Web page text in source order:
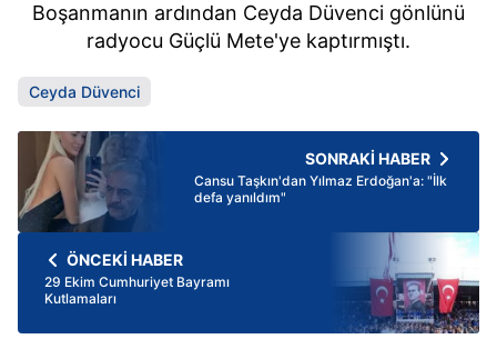
Boşanmanın ardından Ceyda Düvenci gönlünü
radyocu Güçlü Mete'ye kaptırmıştı.
Ceyda Düvenci
SONRAKİ HABER
Cansu Taşkın'dan Yılmaz Erdoğan'a: "İlk
defa yanıldım"
ÖNCEKİ HABER
29 Ekim Cumhuriyet Bayramı
Kutlamaları